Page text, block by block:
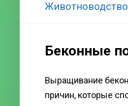
Животноводство
Беконные
Выращивание
причин, которые